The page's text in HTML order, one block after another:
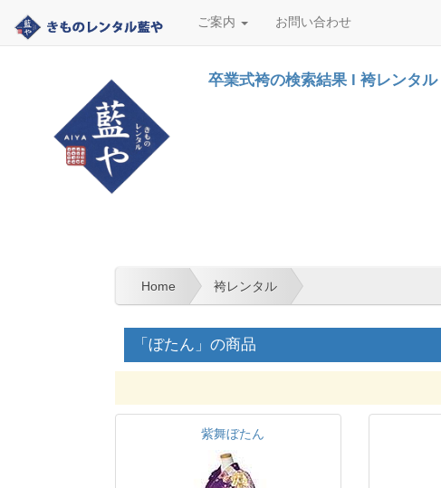
ご案内 お問い合わせ
卒業式袴の検索結果 l 袴レンタル
Home 袴レンタル
「ぼたん」の商品
紫舞ぼたん